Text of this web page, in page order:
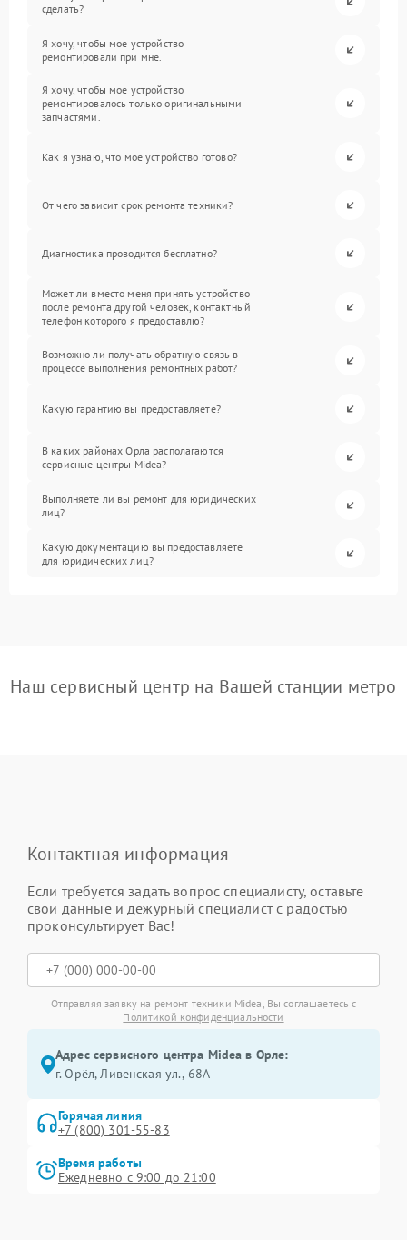
сделать?
Я хочу, чтобы мое устройство
ремонтировали при мне.
Я хочу, чтобы мое устройство
ремонтировалось только оригинальными
запчастями.
Как я узнаю, что мое устройство готово?
От чего зависит срок ремонта техники?
Диагностика проводится бесплатно?
Может ли вместо меня принять устройство
после ремонта другой человек, контактный
телефон которого я предоставлю?
Возможно ли получать обратную связь в
процессе выполнения ремонтных работ?
Какую гарантию вы предоставляете?
В каких районах Орла располагаются
сервисные центры Midea?
Выполняете ли вы ремонт для юридических
лиц?
Какую документацию вы предоставляете
для юридических лиц?
Наш сервисный центр на Вашей станции метро
Контактная информация
Если требуется задать вопрос специалисту, оставьте
свои данные и дежурный специалист с радостью
проконсультирует Вас!
Отправляя заявку на ремонт техники Midea, Вы соглашаетесь с
Политикой конфиденциальности
Адрес сервисного центра Midea в Орле:
г. Орёл, Ливенская ул., 68А
Горячая линия
+7 (800) 301-55-83
Время работы
Ежедневно с 9:00 до 21:00